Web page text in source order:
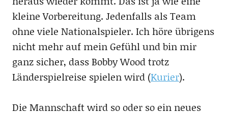
kleine Vorbereitung. Jedenfalls als Team
ohne viele Nationalspieler. Ich höre übrigens
nicht mehr auf mein Gefühl und bin mir
ganz sicher, dass Bobby Wood trotz
Länderspielreise spielen wird (Kurier).
Die Mannschaft wird so oder so ein neues